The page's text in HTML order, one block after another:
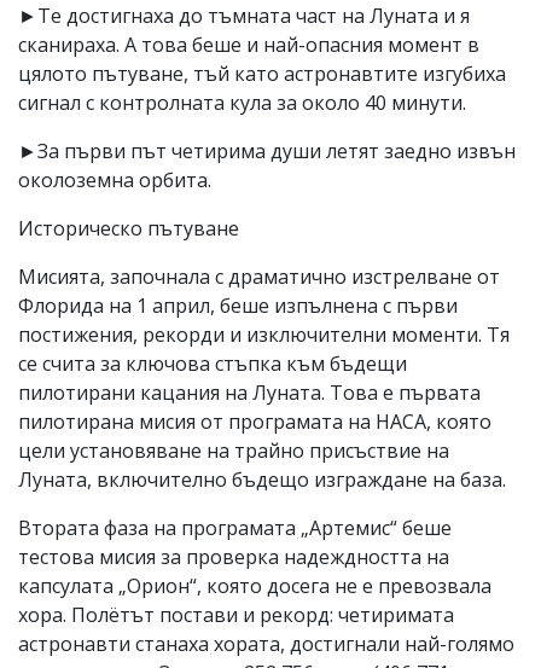
►Те достигнаха до тъмната част на Луната и я
сканираха. А това беше и най-опасния момент в
цялото пътуване, тъй като астронавтите изгубиха
сигнал с контролната кула за около 40 минути.
►За първи път четирима души летят заедно извън
околоземна орбита.
Историческо пътуване
Мисията, започнала с драматично изстрелване от
Флорида на 1 април, беше изпълнена с първи
постижения, рекорди и изключителни моменти. Тя
се счита за ключова стъпка към бъдещи
пилотирани кацания на Луната. Това е първата
пилотирана мисия от програмата на НАСА, която
цели установяване на трайно присъствие на
Луната, включително бъдещо изграждане на база.
Втората фаза на програмата „Артемис“ беше
тестова мисия за проверка надеждността на
капсулата „Орион“, която досега не е превозвала
хора. Полётът постави и рекорд: четиримата
астронавти станаха хората, достигнали най-голямо